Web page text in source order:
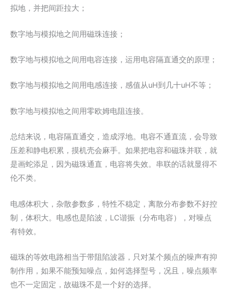
拟地，并把间距拉大；
数字地与模拟地之间用磁珠连接；
数字地与模拟地之间用电容连接，运用电容隔直通交的原理；
数字地与模拟地之间用电感连接，感值从uH到几十uH不等；
数字地与模拟地之间用零欧姆电阻连接。
总结来说，电容隔直通交，造成浮地。电容不通直流，会导致
压差和静电积累，摸机壳会麻手。如果把电容和磁珠并联，就
是画蛇添足，因为磁珠通直，电容将失效。串联的话就显得不
伦不类。
电感体积大，杂散参数多，特性不稳定，离散分布参数不好控
制，体积大。电感也是陷波，LC谐振（分布电容），对噪点
有特效。
磁珠的等效电路相当于带阻陷波器，只对某个频点的噪声有抑
制作用，如果不能预知噪点，如何选择型号，况且，噪点频率
也不一定固定，故磁珠不是一个好的选择。